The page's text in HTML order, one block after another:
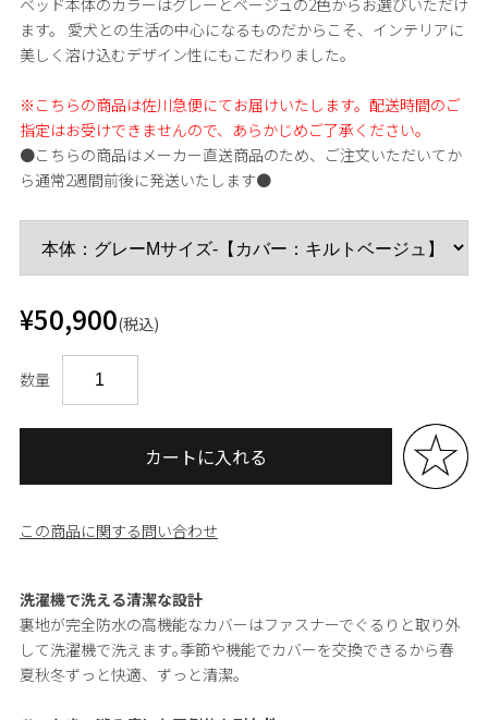
ます。 愛犬との生活の中心になるものだからこそ、インテリアに
美しく溶け込むデザイン性にもこだわりました。
※こちらの商品は佐川急便にてお届けいたします。配送時間のご
指定はお受けできませんので、あらかじめご了承ください。
●こちらの商品はメーカー直送商品のため、ご注文いただいてか
ら通常2週間前後に発送いたします●
¥50,900(税込)
数量
カートに入れる
この商品に関する問い合わせ
洗濯機で洗える清潔な設計
裏地が完全防水の高機能なカバーはファスナーでぐるりと取り外
して洗濯機で洗えます｡季節や機能でカバーを交換できるから春
夏秋冬ずっと快適、ずっと清潔。